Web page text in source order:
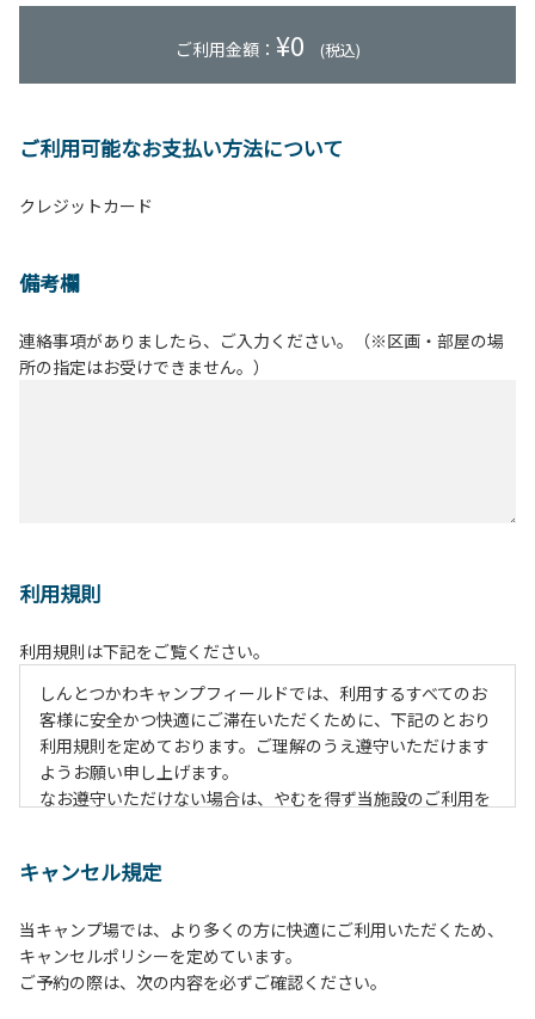
ご利用金額： ¥0 (税込)
ご利用可能なお支払い方法について
クレジットカード
備考欄
連絡事項がありましたら、ご入力ください。（※区画・部屋の場
所の指定はお受けできません。）
利用規則
利用規則は下記をご覧ください。
しんとつかわキャンプフィールドでは、利用するすべてのお
客様に安全かつ快適にご滞在いただくために、下記のとおり
利用規則を定めております。ご理解のうえ遵守いただけます
ようお願い申し上げます。
なお遵守いただけない場合は、やむを得ず当施設のご利用を
【ご利用上の注意事項ならびに禁止事項】
２.安全管理上、お子様の単独での行動はご遠慮ください。
３.調度品などの持ち出しはしないでください。
４.午後10時以降の花火の使用は禁止です。
キャンセル規定
当キャンプ場では、より多くの方に快適にご利用いただくため、
キャンセルポリシーを定めています。
ご予約の際は、次の内容を必ずご確認ください。